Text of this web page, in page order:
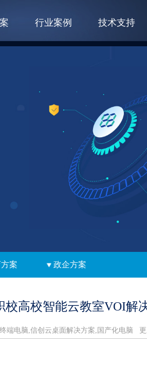
书视宝墨水屏
语音耳机
行业案例 技术支持
案 政企方案
校高校智能云教室VOI解
端电脑,信创云桌面解决方案,国产化电脑